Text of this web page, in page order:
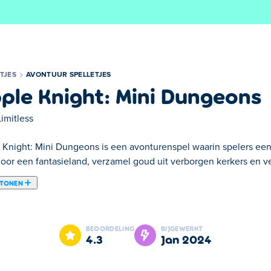
AVONTUUR SPELLETJES
Knight: Mini Dungeons
Mini Dungeons is een avonturenspel waarin spelers
een fantasieland, verzamel goud uit verborgen kerkers en
rollenspel waarin je een dappere held bent met een
waardevolle edelstenen uit verborgen kerkers, ontgrendel
krijgt. Spring, sprint, zwaai, gooi appels, doe wat nodig is
BEOORDELING
4.3
BIJGEWERKT
jan 2024